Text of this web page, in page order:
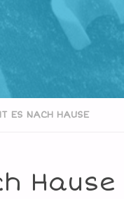
ES NACH HAUSE
Hause